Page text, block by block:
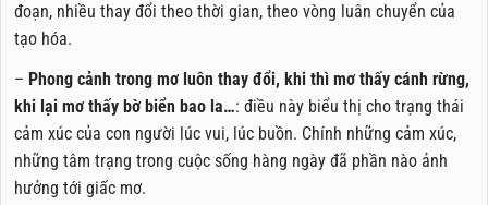
đoạn, nhiều thay đổi theo thời gian, theo vòng luân chuyển của
tạo hóa.
– Phong cảnh trong mơ luôn thay đổi, khi thì mơ thấy cánh rừng,
khi lại mơ thấy bờ biển bao la…: điều này biểu thị cho trạng thái
cảm xúc của con người lúc vui, lúc buồn. Chính những cảm xúc,
những tâm trạng trong cuộc sống hàng ngày đã phần nào ảnh
hưởng tới giấc mơ.